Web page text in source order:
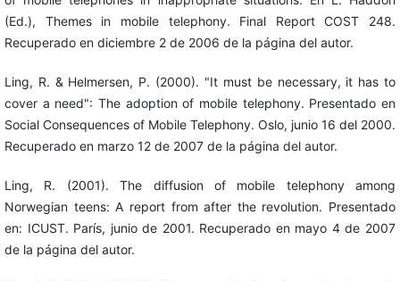
(Ed.), Themes in mobile telephony. Final Report COST 248.
Recuperado en diciembre 2 de 2006 de la página del autor.
Ling, R. & Helmersen, P. (2000). "It must be necessary, it has to
cover a need": The adoption of mobile telephony. Presentado en
Social Consequences of Mobile Telephony. Oslo, junio 16 del 2000.
Recuperado en marzo 12 de 2007 de la página del autor.
Ling, R. (2001). The diffusion of mobile telephony among
Norwegian teens: A report from after the revolution. Presentado
en: ICUST. París, junio de 2001. Recuperado en mayo 4 de 2007
de la página del autor.